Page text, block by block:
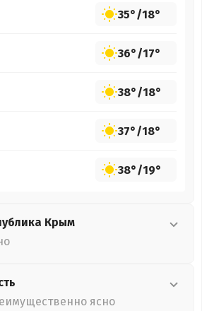
35°/18°
36°/17°
38°/18°
37°/18°
38°/19°
Крым
ясно